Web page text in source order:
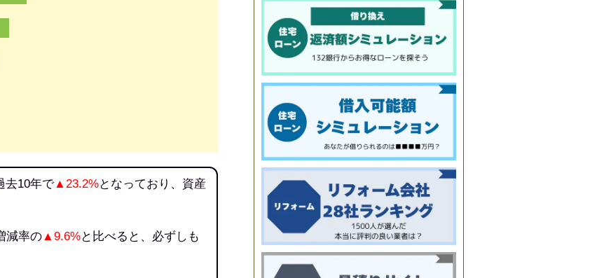
去10年で▲23.2%となっており、資産
減率の▲9.6%と比べると、必ずしも